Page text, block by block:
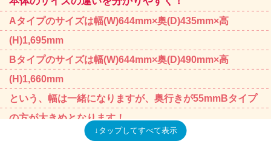
Aタイプのサイズは幅(W)644mm×奥(D)435mm×高
(H)1,695mm
Bタイプのサイズは幅(W)644mm×奥(D)490mm×高
(H)1,660mm
という、幅は一緒になりますが、奥行きが55mmBタイプ
の方が大きめとなります！
高さは35mmAタイプの方が高いですね！